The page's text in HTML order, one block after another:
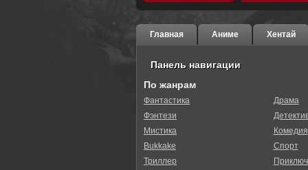
Главная Аниме Хентай
Панель навигации
По жанрам
Фантастика
Фэнтези
Мистика
Bukkake
Триллер
Драма
Комедия
Спорт